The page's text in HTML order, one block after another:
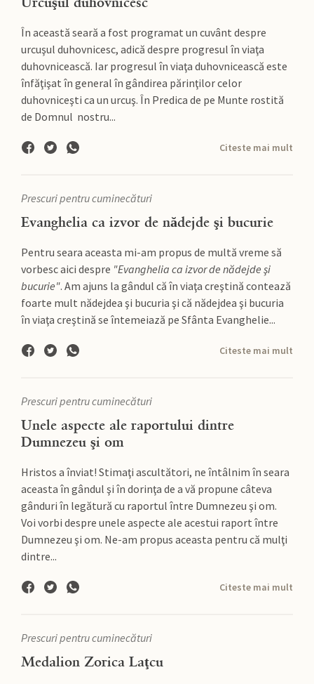
În această seară a fost programat un cuvânt despre
urcuşul duhovnicesc, adică despre progresul în viaţa
duhovnicească. Iar progresul în viaţa duhovnicească este
înfăţişat în general în gândirea părinţilor celor
duhovniceşti ca un urcuş. În Predica de pe Munte rostită
de Domnul nostru...
Citeste mai mult
Prescuri pentru cuminecături
Evanghelia ca izvor de nădejde şi bucurie
Pentru seara aceasta mi-am propus de multă vreme să
vorbesc aici despre "Evanghelia ca izvor de nădejde şi
bucurie". Am ajuns la gândul că în viaţa creştină contează
foarte mult nădejdea şi bucuria şi că nădejdea şi bucuria
în viaţa creştină se întemeiază pe Sfânta Evanghelie...
Citeste mai mult
Prescuri pentru cuminecături
Unele aspecte ale raportului dintre
Dumnezeu şi om
Hristos a înviat! Stimaţi ascultători, ne întâlnim în seara
aceasta în gândul şi în dorinţa de a vă propune câteva
gânduri în legătură cu raportul între Dumnezeu şi om.
Voi vorbi despre unele aspecte ale acestui raport între
Dumnezeu şi om. Ne-am propus aceasta pentru că mulţi
dintre...
Citeste mai mult
Prescuri pentru cuminecături
Medalion Zorica Laţcu